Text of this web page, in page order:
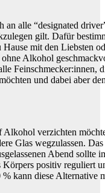
an alle “designated
gilt. Dafür
mit den Liebsten
Alkohol
Feinschmecker:innen,
und dabei aber
verzichten
Glas wegzulassen.
Abend sollte
Körpers positiv reguliert
kann diese Alternative